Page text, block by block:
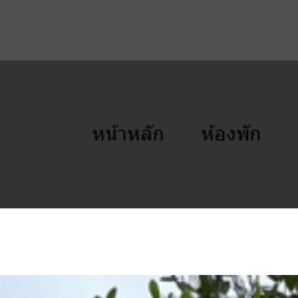
หน้าหลัก ห้องพัก